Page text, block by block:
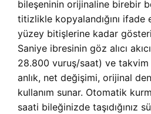
bileşeninin orijinaline birebir
titizlikle kopyalandığını
yüzey bitişlerine kadar
Saniye ibresinin göz alıcı
28.800 vuruş/saat) ve takvim
anlık, net değişimi, orijinal
kullanım sunar. Otomatik
saati bileğinizde taşıdığınız